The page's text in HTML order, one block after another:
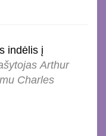
indėlis į
Arthur
Charles